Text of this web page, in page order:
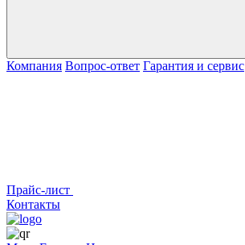
Компания Вопрос-ответ Гарантия и сервис
Прайс-лист
Контакты